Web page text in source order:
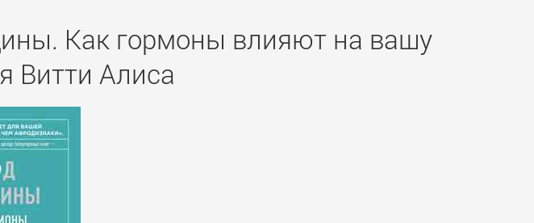
Как гормоны влияют на вашу
Витти Алиса